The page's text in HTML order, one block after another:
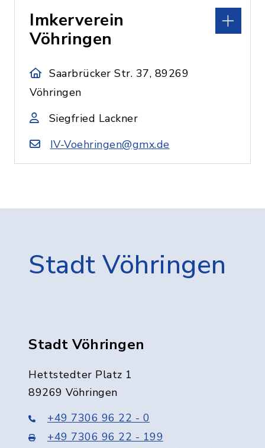
Imkerverein
Vöhringen
Saarbrücker Str. 37, 89269
Vöhringen
Siegfried Lackner
IV-Voehringen@gmx.de
Stadt Vöhringen
Stadt Vöhringen
Hettstedter Platz 1
89269 Vöhringen
+49 7306 96 22 - 0
+49 7306 96 22 - 199